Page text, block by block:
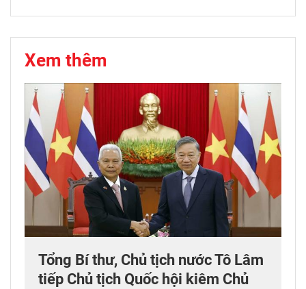
Xem thêm
Tổng Bí thư, Chủ tịch nước Tô Lâm
tiếp Chủ tịch Quốc hội kiêm Chủ